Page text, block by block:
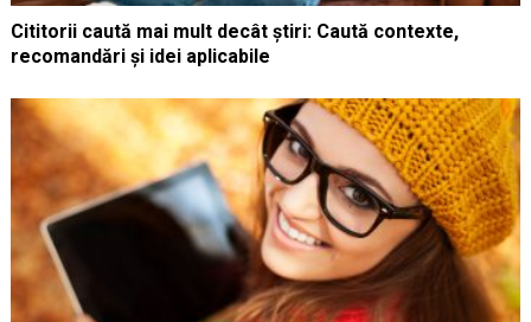
Cititorii caută mai mult decât știri: Caută contexte,
recomandări și idei aplicabile